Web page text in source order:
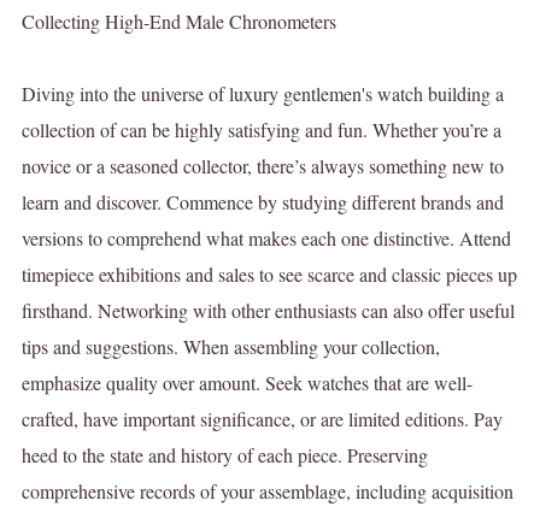
Collecting High-End Male Chronometers
Diving into the universe of luxury gentlemen's watch building a
collection of can be highly satisfying and fun. Whether you’re a
novice or a seasoned collector, there’s always something new to
learn and discover. Commence by studying different brands and
versions to comprehend what makes each one distinctive. Attend
timepiece exhibitions and sales to see scarce and classic pieces up
firsthand. Networking with other enthusiasts can also offer useful
tips and suggestions. When assembling your collection,
emphasize quality over amount. Seek watches that are well-
crafted, have important significance, or are limited editions. Pay
heed to the state and history of each piece. Preserving
comprehensive records of your assemblage, including acquisition